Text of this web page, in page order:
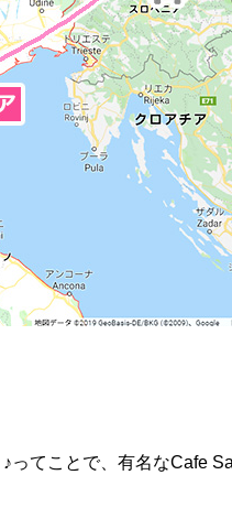
ってことで、有名なCafe